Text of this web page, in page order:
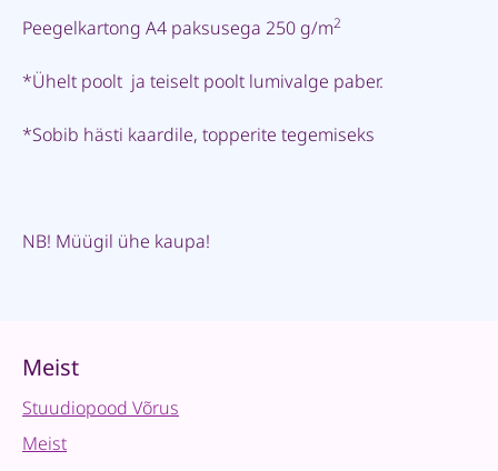
Peegelkartong A4 paksusega 250 g/m2
*Ühelt poolt ja teiselt poolt lumivalge paber.
*Sobib hästi kaardile, topperite tegemiseks
NB! Müügil ühe kaupa!
Meist
Stuudiopood Võrus
Meist